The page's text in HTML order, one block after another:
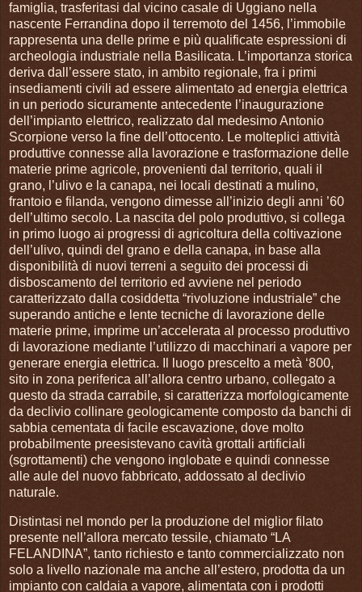
famiglia, trasferitasi dal vicino casale di Uggiano nella
nascente Ferrandina dopo il terremoto del 1456, l’immobile
rappresenta una delle prime e più qualificate espressioni di
archeologia industriale nella Basilicata. L’importanza storica
deriva dall’essere stato, in ambito regionale, fra i primi
insediamenti civili ad essere alimentato ad energia elettrica
in un periodo sicuramente antecedente l’inaugurazione
dell’impianto elettrico, realizzato dal medesimo Antonio
Scorpione verso la fine dell’ottocento. Le molteplici attività
produttive connesse alla lavorazione e trasformazione delle
materie prime agricole, provenienti dal territorio, quali il
grano, l’ulivo e la canapa, nei locali destinati a mulino,
frantoio e filanda, vengono dimesse all’inizio degli anni ’60
dell’ultimo secolo. La nascita del polo produttivo, si collega
in primo luogo ai progressi di agricoltura della coltivazione
dell’ulivo, quindi del grano e della canapa, in base alla
disponibilità di nuovi terreni a seguito dei processi di
disboscamento del territorio ed avviene nel periodo
caratterizzato dalla cosiddetta “rivoluzione industriale” che
superando antiche e lente tecniche di lavorazione delle
materie prime, imprime un’accelerata al processo produttivo
di lavorazione mediante l’utilizzo di macchinari a vapore per
generare energia elettrica. Il luogo prescelto a metà ‘800,
sito in zona periferica all’allora centro urbano, collegato a
questo da strada carrabile, si caratterizza morfologicamente
da declivio collinare geologicamente composto da banchi di
sabbia cementata di facile escavazione, dove molto
probabilmente preesistevano cavità grottali artificiali
(sgrottamenti) che vengono inglobate e quindi connesse
alle aule del nuovo fabbricato, addossato al declivio
naturale.
Distintasi nel mondo per la produzione del miglior filato
presente nell’allora mercato tessile, chiamato “LA
FELANDINA”, tanto richiesto e tanto commercializzato non
solo a livello nazionale ma anche all’estero, prodotta da un
impianto con caldaia a vapore, alimentata con i prodotti